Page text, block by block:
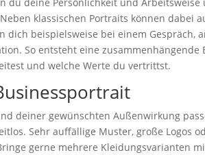
klassischen Portraits können dabei
beispielsweise bei einem Gespräch,
So entsteht eine zusammenhängende
und welche Werte du vertrittst.
deiner gewünschten Außenwirkung
Sehr auffällige Muster, große Logos
gerne mehrere Kleidungsvarianten